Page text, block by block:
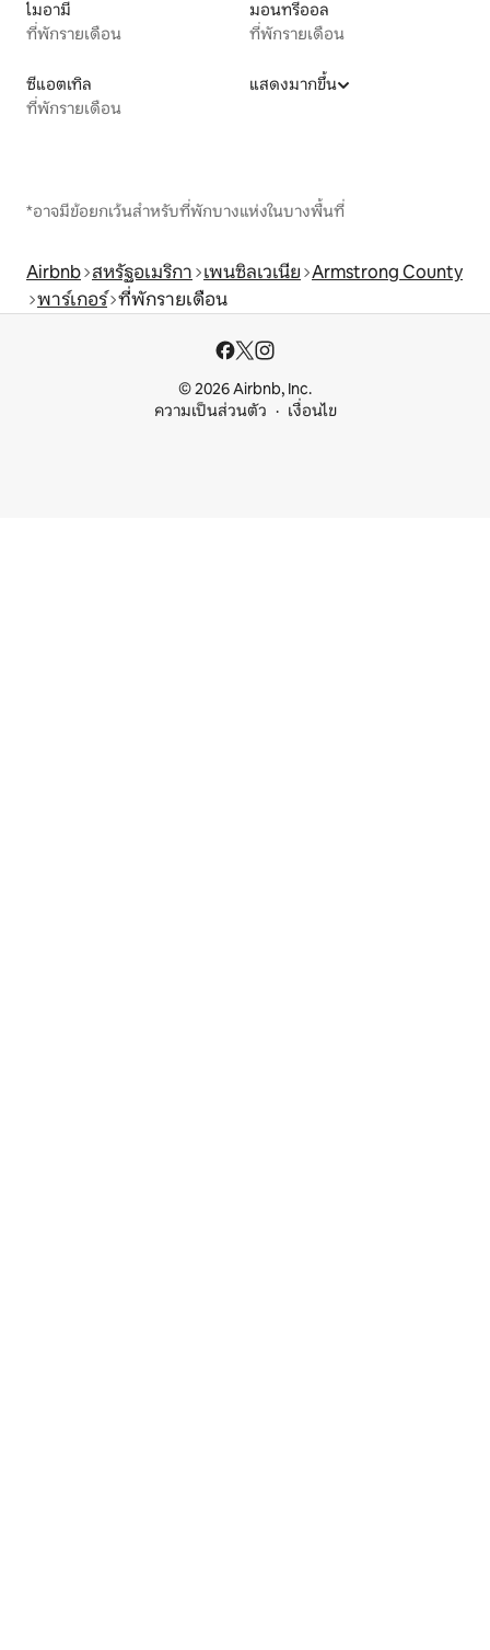
ไมอามี
ที่พักรายเดือน
มอนทรีออล
ที่พักรายเดือน
ซีแอตเทิล
ที่พักรายเดือน
แสดงมากขึ้น
*อาจมีข้อยกเว้นสำหรับที่พักบางแห่งในบางพื้นที่
Airbnb สหรัฐอเมริกา เพนซิลเวเนีย Armstrong County
พาร์เกอร์ ที่พักรายเดือน
© 2026 Airbnb, Inc.
ความเป็นส่วนตัว
เงื่อนไข